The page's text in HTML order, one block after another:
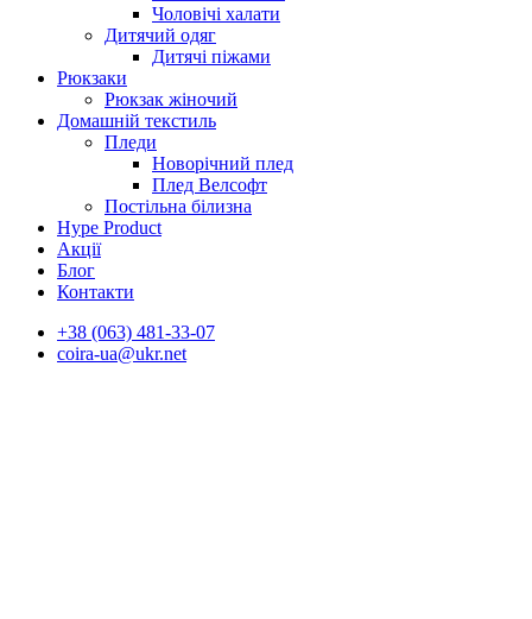
Чоловічі халати
Дитячий одяг
Дитячі піжами
Рюкзаки
Рюкзак жіночий
Домашній текстиль
Пледи
Новорічний плед
Плед Велсофт
Постільна білизна
Hype Product
Акції
Блог
Контакти
+38 (063) 481-33-07
coira-ua@ukr.net